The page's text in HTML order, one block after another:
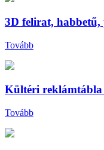
3D felirat, habbetű,
Tovább
Kültéri reklámtábla
Tovább